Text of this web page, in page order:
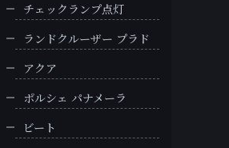
チェックランプ点灯
ランドクルーザー プラド
アクア
ポルシェ パナメーラ
ビート